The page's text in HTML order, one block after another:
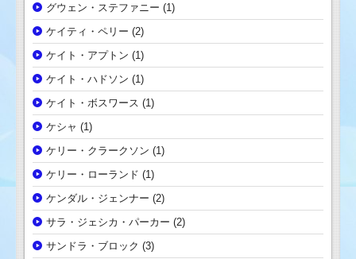
グウェン・ステファニー (1)
ケイティ・ペリー (2)
ケイト・アプトン (1)
ケイト・ハドソン (1)
ケイト・ボスワース (1)
ケシャ (1)
ケリー・クラークソン (1)
ケリー・ローランド (1)
ケンダル・ジェンナー (2)
サラ・ジェシカ・パーカー (2)
サンドラ・ブロック (3)